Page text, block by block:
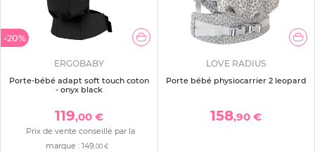
-20%
ERGOBABY
Porte-bébé adapt soft touch coton
- onyx black
119,00 €
Prix de vente conseillé par la
marque :149,00 €
LOVE RADIUS
Porte bébé physiocarrier 2 leopard
158,90 €